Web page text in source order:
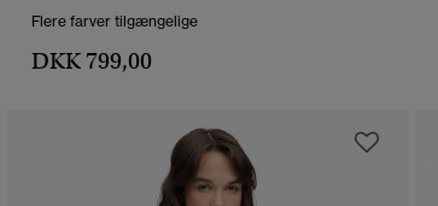
Flere farver tilgængelige
DKK 799,00